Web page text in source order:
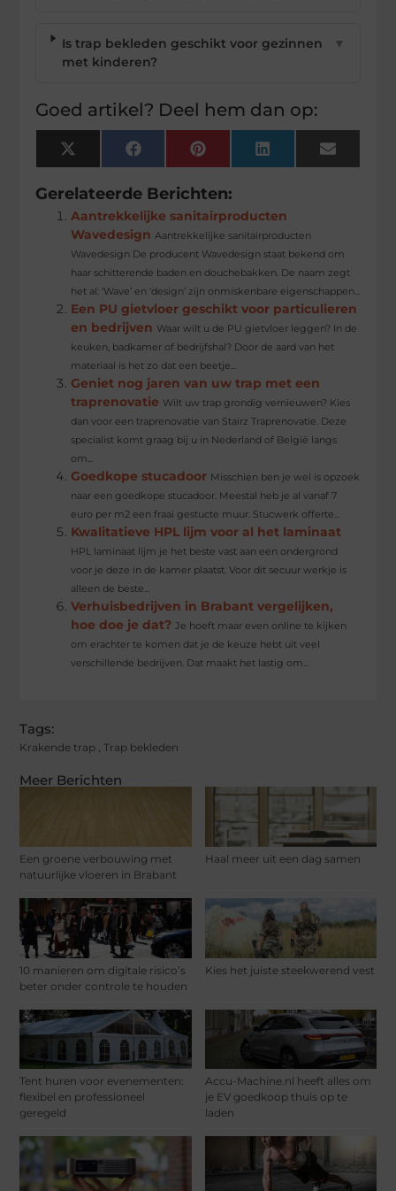
Meer Berichten
Een groene verbouwing met
natuurlijke vloeren in Brabant
Haal meer uit een dag samen
10 manieren om digitale risico’s
beter onder controle te houden
Kies het juiste steekwerend vest
Tent huren voor evenementen:
flexibel en professioneel
geregeld
Accu-Machine.nl heeft alles om
je EV goedkoop thuis op te
laden
Is trap bekleden geschikt voor gezinnen
met kinderen?
▼
Goed artikel? Deel hem dan op:
X
(Twitter)
FacebookPinterest LinkedIn Email
Gerelateerde Berichten:
Aantrekkelijke sanitairproducten
Wavedesign Aantrekkelijke sanitairproducten
Wavedesign De producent Wavedesign staat bekend om
haar schitterende baden en douchebakken. De naam zegt
het al: ‘Wave’ en ‘design’ zijn onmiskenbare eigenschappen...
Een PU gietvloer geschikt voor particulieren
en bedrijven Waar wilt u de PU gietvloer leggen? In de
keuken, badkamer of bedrijfshal? Door de aard van het
materiaal is het zo dat een beetje...
Geniet nog jaren van uw trap met een
traprenovatie Wilt uw trap grondig vernieuwen? Kies
dan voor een traprenovatie van Stairz Traprenovatie. Deze
specialist komt graag bij u in Nederland of België langs
om...
Goedkope stucadoor Misschien ben je wel is opzoek
naar een goedkope stucadoor. Meestal heb je al vanaf 7
euro per m2 een fraai gestucte muur. Stucwerk offerte...
Kwalitatieve HPL lijm voor al het laminaat
HPL laminaat lijm je het beste vast aan een ondergrond
voor je deze in de kamer plaatst. Voor dit secuur werkje is
alleen de beste...
Verhuisbedrijven in Brabant vergelijken,
hoe doe je dat? Je hoeft maar even online te kijken
om erachter te komen dat je de keuze hebt uit veel
verschillende bedrijven. Dat maakt het lastig om...
Tags:
Krakende trap Trap bekleden